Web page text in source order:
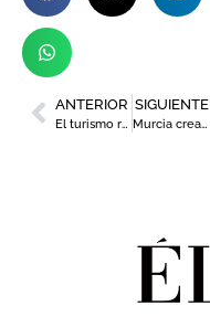
ANTERIOR
El turismo residencial asociado al golf impulsa el crecimiento económico en la Región
SIGUIENTE
Murcia crea su primera página web de asesoramiento energético